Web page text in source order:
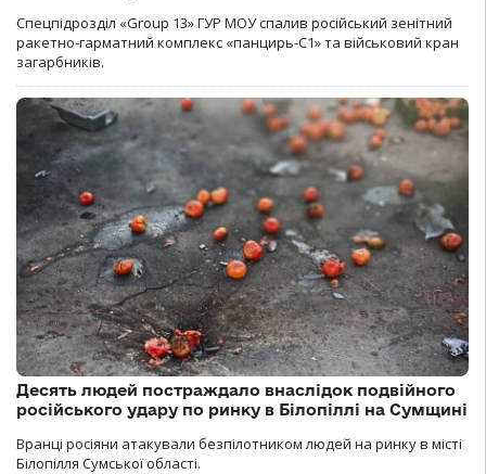
Спецпідрозділ «Group 13» ГУР МОУ спалив російський зенітний
ракетно-гарматний комплекс «панцирь-С1» та військовий кран
загарбників.
Десять людей постраждало внаслідок подвійного
російського удару по ринку в Білопіллі на Сумщині
Вранці росіяни атакували безпілотником людей на ринку в місті
Білопілля Сумської області.